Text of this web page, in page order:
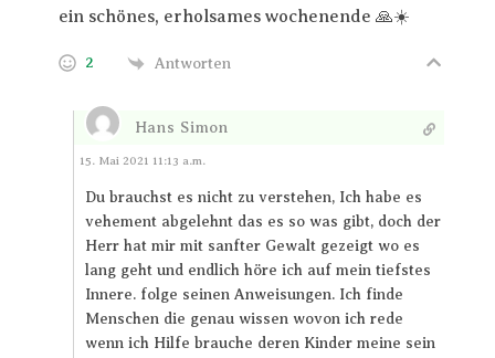
ein schönes, erholsames wochenende 🙏☀️
2 Antworten
Hans Simon
Antworten
15. Mai 2021 11:13 a.m.
Du brauchst es nicht zu verstehen, Ich habe es
vehement abgelehnt das es so was gibt, doch der
Herr hat mir mit sanfter Gewalt gezeigt wo es
lang geht und endlich höre ich auf mein tiefstes
Innere. folge seinen Anweisungen. Ich finde
Menschen die genau wissen wovon ich rede
wenn ich Hilfe brauche deren Kinder meine sein